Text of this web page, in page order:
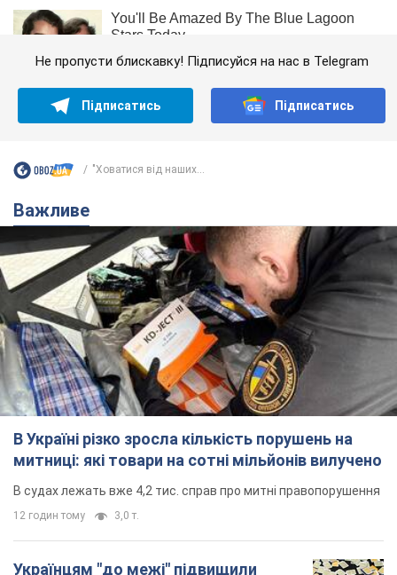
Не пропусти блискавку! Підписуйся на нас в Telegram
Підписатись Підписатись
"Ховатися від наших...